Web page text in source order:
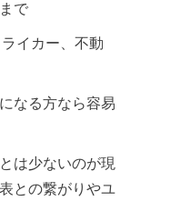
まで
イカー、不動
なる方なら容易
は少ないのが現
との繋がりやユ